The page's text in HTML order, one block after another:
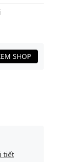
SHOP
tiết